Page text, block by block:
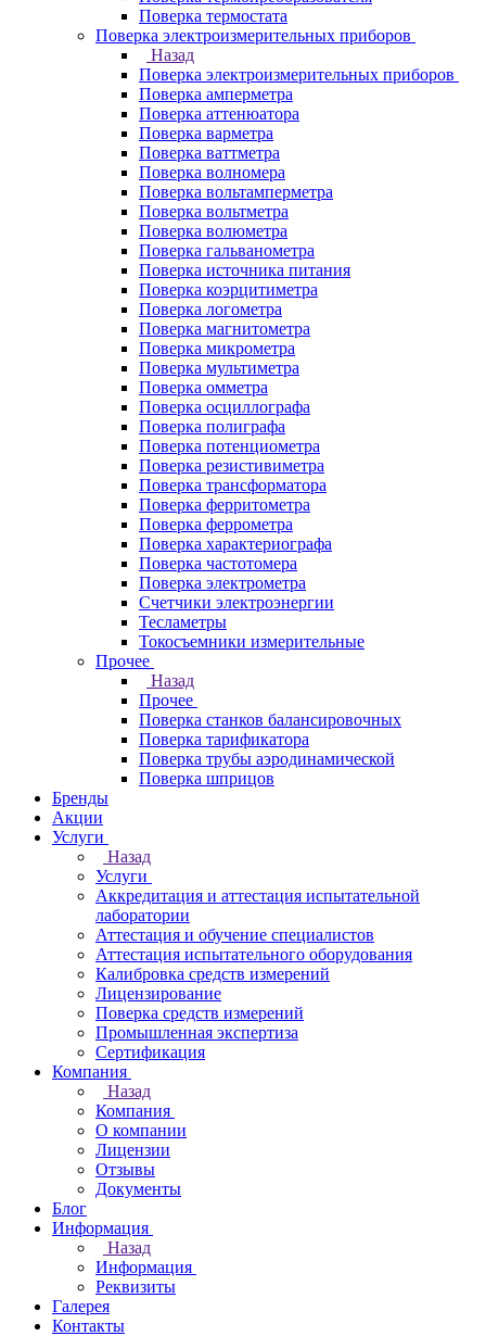
Поверка термостата
Поверка электроизмерительных приборов
Назад
Поверка электроизмерительных приборов
Поверка амперметра
Поверка аттенюатора
Поверка варметра
Поверка ваттметра
Поверка волномера
Поверка вольтамперметра
Поверка вольтметра
Поверка волюметра
Поверка гальванометра
Поверка источника питания
Поверка коэрцитиметра
Поверка логометра
Поверка магнитометра
Поверка микрометра
Поверка мультиметра
Поверка омметра
Поверка осциллографа
Поверка полиграфа
Поверка потенциометра
Поверка резистивиметра
Поверка трансформатора
Поверка ферритометра
Поверка феррометра
Поверка характериографа
Поверка частотомера
Поверка электрометра
Счетчики электроэнергии
Тесламетры
Токосъемники измерительные
Прочее
Назад
Прочее
Поверка станков балансировочных
Поверка тарификатора
Поверка трубы аэродинамической
Поверка шприцов
Бренды
Акции
Услуги
Назад
Услуги
Аккредитация и аттестация испытательной
лаборатории
Аттестация и обучение специалистов
Аттестация испытательного оборудования
Калибровка средств измерений
Лицензирование
Поверка средств измерений
Промышленная экспертиза
Сертификация
Компания
Назад
Компания
О компании
Лицензии
Отзывы
Документы
Блог
Информация
Назад
Информация
Реквизиты
Галерея
Контакты